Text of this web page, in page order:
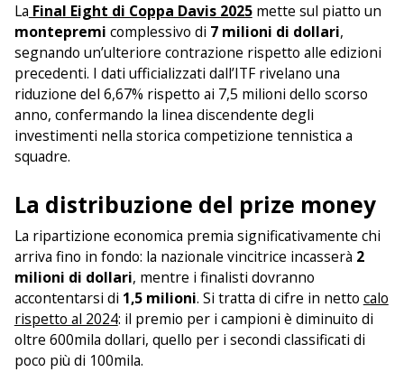
La Final Eight di Coppa Davis 2025mette sul piatto un
montepremi complessivo di 7 milioni di dollari,
segnando un’ulteriore contrazione rispetto alle edizioni
precedenti. I dati ufficializzati dall’ITF rivelano una
riduzione del 6,67% rispetto ai 7,5 milioni dello scorso
anno, confermando la linea discendente degli
investimenti nella storica competizione tennistica a
squadre.
La distribuzione del prize money
La ripartizione economica premia significativamente chi
arriva fino in fondo: la nazionale vincitrice incasserà 2
milioni di dollari, mentre i finalisti dovranno
accontentarsi di 1,5 milioni. Si tratta di cifre in netto calo
rispetto al 2024: il premio per i campioni è diminuito di
oltre 600mila dollari, quello per i secondi classificati di
poco più di 100mila.